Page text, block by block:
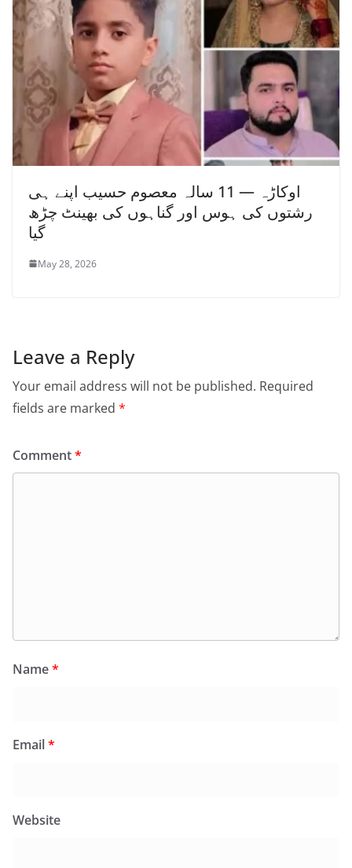
اوکاڑہ — 11 سالہ معصوم حسیب اپنے ہی
رشتوں کی ہوس اور گناہوں کی بھینٹ چڑھ
گیا
May 28, 2026
Leave a Reply
Your email address will not be published. Required
fields are marked *
Comment*
Name*
Email*
Website